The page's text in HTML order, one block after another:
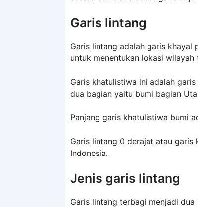
Garis lintang
Garis lintang adalah garis khayal
untuk menentukan lokasi
Garis khatulistiwa ini adalah
dua bagian yaitu bumi bagian
Panjang garis khatulistiwa bumi
Garis lintang 0 derajat atau garis
Indonesia.
Jenis garis lintang
Garis lintang terbagi menjadi dua